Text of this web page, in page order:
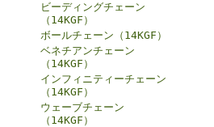
ビーディングチェーン
（14KGF）
ボールチェーン（14KGF）
ベネチアンチェーン
（14KGF）
インフィニティーチェーン
（14KGF）
ウェーブチェーン
（14KGF）